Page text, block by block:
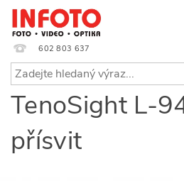
602 803 637
TenoSight L-
přísvit